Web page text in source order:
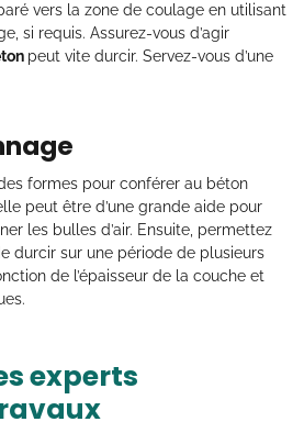
vers la zone de coulage en utilisant
si requis. Assurez-vous d’agir
peut vite durcir. Servez-vous d’une
formes pour conférer au béton
peut être d’une grande aide pour
les bulles d’air. Ensuite, permettez
durcir sur une période de plusieurs
de l’épaisseur de la couche et
experts